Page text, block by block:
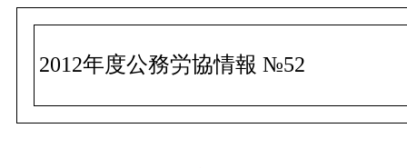
2012年度公務労協情報 №52